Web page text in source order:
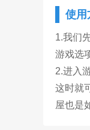
使用
1.我们
游戏选
2.进入
这时就
屋也是